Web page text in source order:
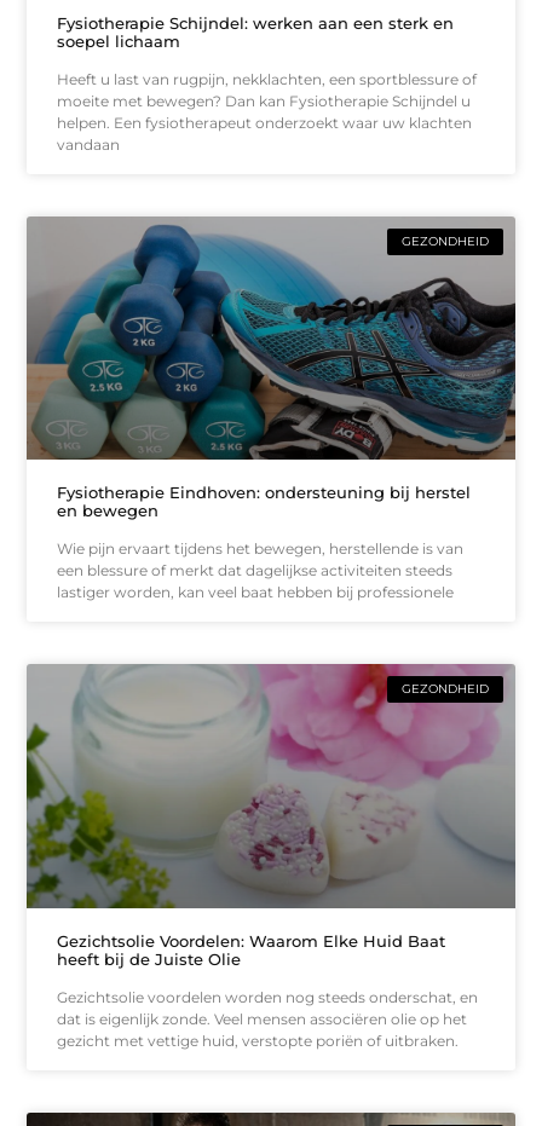
Fysiotherapie Schijndel: werken aan een sterk en
soepel lichaam
Heeft u last van rugpijn, nekklachten, een sportblessure of
moeite met bewegen? Dan kan Fysiotherapie Schijndel u
helpen. Een fysiotherapeut onderzoekt waar uw klachten
vandaan
GEZONDHEID
Fysiotherapie Eindhoven: ondersteuning bij herstel
en bewegen
Wie pijn ervaart tijdens het bewegen, herstellende is van
een blessure of merkt dat dagelijkse activiteiten steeds
lastiger worden, kan veel baat hebben bij professionele
GEZONDHEID
Gezichtsolie Voordelen: Waarom Elke Huid Baat
heeft bij de Juiste Olie
Gezichtsolie voordelen worden nog steeds onderschat, en
dat is eigenlijk zonde. Veel mensen associëren olie op het
gezicht met vettige huid, verstopte poriën of uitbraken.